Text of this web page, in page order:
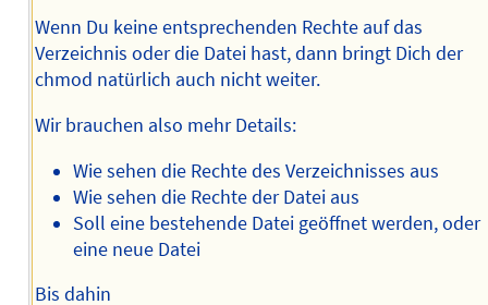
Wenn Du keine entsprechenden Rechte auf das
Verzeichnis oder die Datei hast, dann bringt Dich der
chmod natürlich auch nicht weiter.
Wir brauchen also mehr Details:
Wie sehen die Rechte des Verzeichnisses aus
Wie sehen die Rechte der Datei aus
Soll eine bestehende Datei geöffnet werden, oder
eine neue Datei
Bis dahin